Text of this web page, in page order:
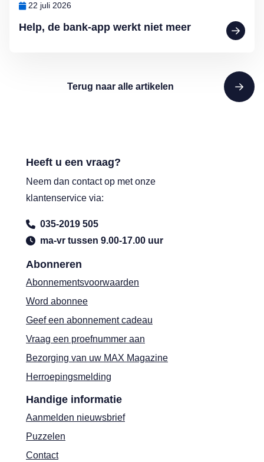
Help, de bank-app werkt niet meer
22 juli 2026
Terug naar alle artikelen
Abonneren
Abonnementsvoorwaarden
Word abonnee
Geef een abonnement cadeau
Vraag een proefnummer aan
Bezorging van uw MAX Magazine
Herroepingsmelding
Handige informatie
Aanmelden nieuwsbrief
Puzzelen
Contact
Heeft u een vraag?
Neem dan contact op met onze
klantenservice via:
035-2019 505
ma-vr tussen 9.00-17.00 uur